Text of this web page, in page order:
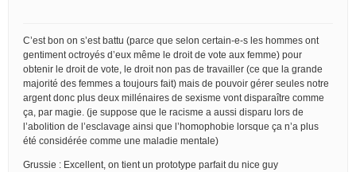
C’est bon on s’est battu (parce que selon certain-e-s les hommes ont
gentiment octroyés d’eux même le droit de vote aux femme) pour
obtenir le droit de vote, le droit non pas de travailler (ce que la grande
majorité des femmes a toujours fait) mais de pouvoir gérer seules notre
argent donc plus deux millénaires de sexisme vont disparaître comme
ça, par magie. (je suppose que le racisme a aussi disparu lors de
l’abolition de l’esclavage ainsi que l’homophobie lorsque ça n’a plus
été considérée comme une maladie mentale)
Grussie : Excellent, on tient un prototype parfait du nice guy